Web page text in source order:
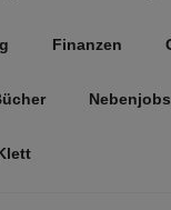
Finanzen
Nebenjobs